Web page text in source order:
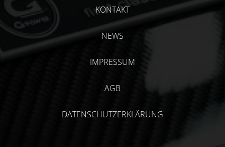
KONTAKT
NEWS
IMPRESSUM
AGB
DATENSCHUTZERKLÄRUNG